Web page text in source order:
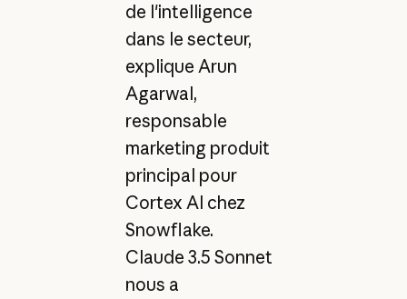
de l'intelligence
dans le secteur,
explique Arun
Agarwal,
responsable
marketing produit
principal pour
Cortex AI chez
Snowflake.
Claude 3.5 Sonnet
nous a